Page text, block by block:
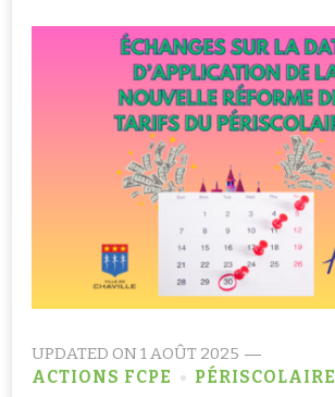
UPDATED ON1 AOÛT 2025
ACTIONS FCPE
PÉRISCOLAIRE